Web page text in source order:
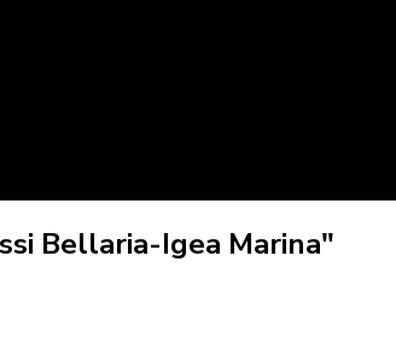
Bellaria-Igea Marina"